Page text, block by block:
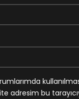
adresim bu